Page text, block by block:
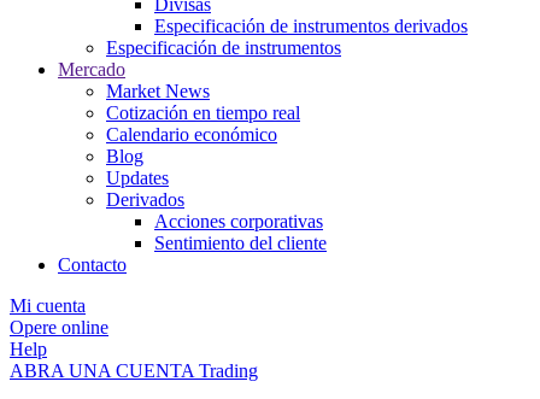
Especificación de instrumentos derivados
Especificación de instrumentos
Mercado
Market News
Cotización en tiempo real
Calendario económico
Blog
Updates
Derivados
Acciones corporativas
Sentimiento del cliente
Contacto
Mi cuenta
Opere online
Help
ABRA UNA CUENTA Trading